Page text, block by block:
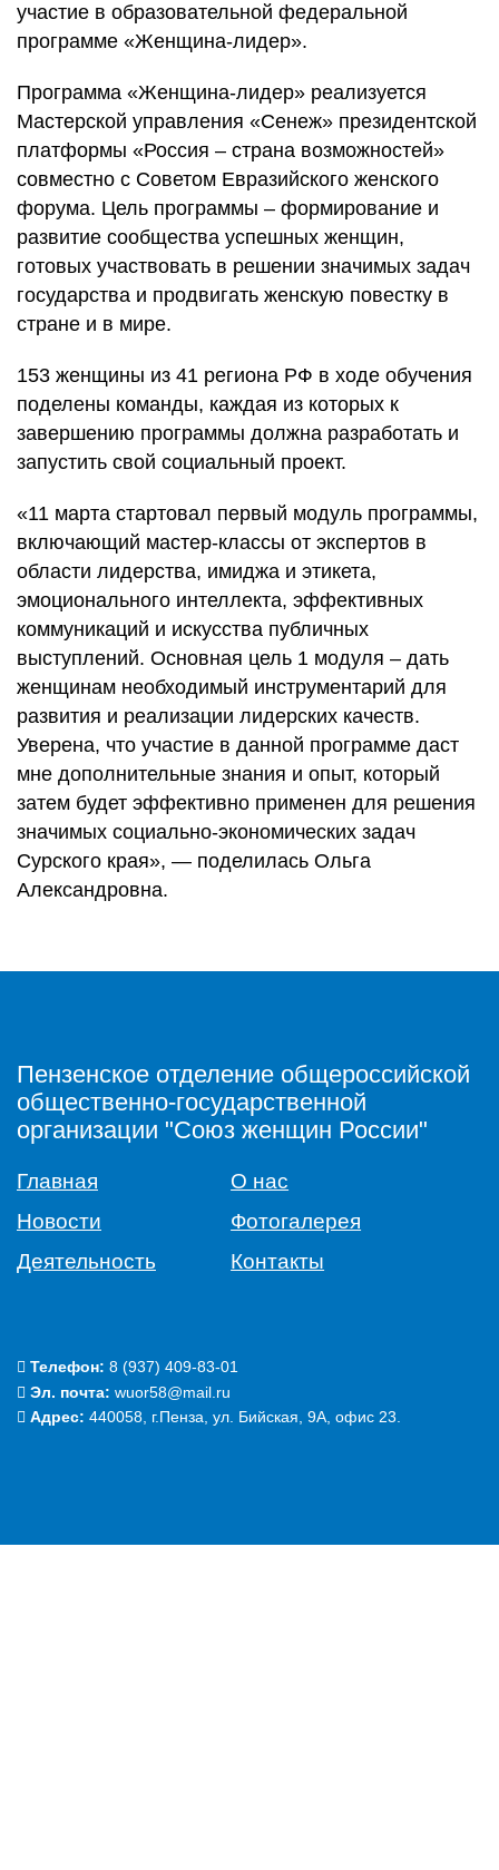
участие в образовательной федеральной
программе «Женщина-лидер».
Программа «Женщина-лидер» реализуется
Мастерской управления «Сенеж» президентской
платформы «Россия – страна возможностей»
совместно с Советом Евразийского женского
форума. Цель программы – формирование и
развитие сообщества успешных женщин,
готовых участвовать в решении значимых задач
государства и продвигать женскую повестку в
стране и в мире.
153 женщины из 41 региона РФ в ходе обучения
поделены команды, каждая из которых к
завершению программы должна разработать и
запустить свой социальный проект.
«11 марта стартовал первый модуль программы,
включающий мастер-классы от экспертов в
области лидерства, имиджа и этикета,
эмоционального интеллекта, эффективных
коммуникаций и искусства публичных
выступлений. Основная цель 1 модуля – дать
женщинам необходимый инструментарий для
развития и реализации лидерских качеств.
Уверена, что участие в данной программе даст
мне дополнительные знания и опыт, который
затем будет эффективно применен для решения
значимых социально-экономических задач
Сурского края», — поделилась Ольга
Александровна.
Пензенское отделение общероссийской
общественно-государственной
организации "Союз женщин России"
Главная
О нас
Новости
Фотогалерея
Деятельность
Контакты
Телефон: ‭8 (937) 409-83-01‬
Эл. почта: wuor58@mail.ru
Адрес: 440058, г.Пенза, ул. Бийская, 9А, офис 23.